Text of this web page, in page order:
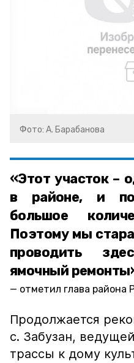
Фото: А. Барабанова
«Этот участок –
в районе, и по
большое
Поэтому мы
проводить
ямочный
отметил глава района
Продолжается
с. Забузан,
трассы к дому